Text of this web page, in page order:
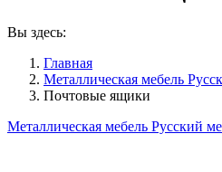
Вы здесь:
Главная
Металлическая мебель
Почтовые ящики
Металлическая мебель Русский